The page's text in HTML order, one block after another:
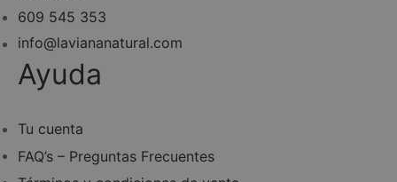
609 545 353
info@laviananatural.com
Ayuda
Tu cuenta
FAQ’s – Preguntas Frecuentes